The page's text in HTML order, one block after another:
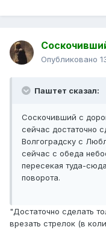
Опубликовано
Паштет сказал:
Соскочивший с
сейчас достаточно
Волгоградску с
сейчас с обеда
пересекая туда-
поворота.
"Достаточно сделать
врезать стрелок (в